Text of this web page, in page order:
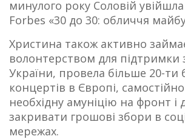
минулого року Соловій
Forbes «30 до 30: обличчя
Христина також активно
волонтерством для підтримки
України, провела більше 20-ти
концертів в Європі,
необхідну амуніцію на фронт і
закривати грошові збори в
мережах.